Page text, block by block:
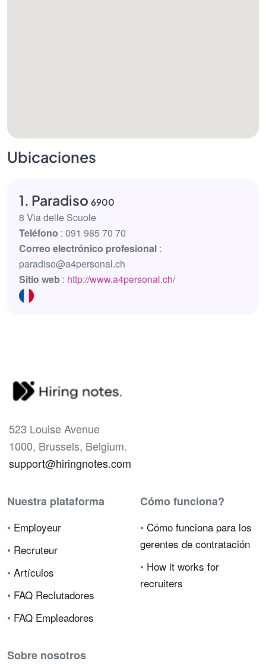
Ubicaciones
1. Paradiso 6900
8 Via delle Scuole
Teléfono : 091 985 70 70
Correo electrónico profesional :
paradiso@a4personal.ch
Sitio web : http://www.a4personal.ch/
523 Louise Avenue
1000, Brussels, Belgium.
support@hiringnotes.com
Nuestra plataforma
• Employeur
• Recruteur
• Artículos
• FAQ Reclutadores
• FAQ Empleadores
Cómo funciona?
• Cómo funciona para los
gerentes de contratación
• How it works for
recruiters
Sobre nosotros